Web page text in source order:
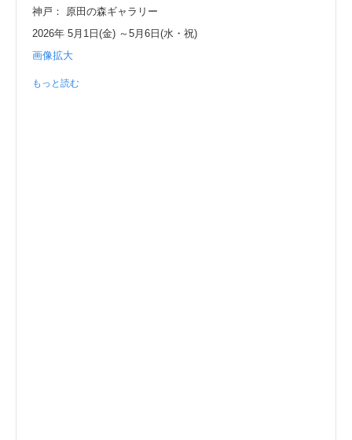
神戸： 原田の森ギャラリー
2026年 5月1日(金) ～5月6日(水・祝)
画像拡大
もっと読む